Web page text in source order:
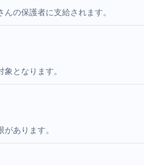
の保護者に支給されます。
となります。
あります。